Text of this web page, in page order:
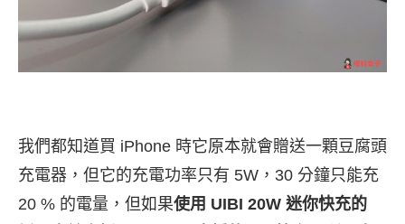
我們都知道買 iPhone 時它原本就會贈送一顆豆腐頭
充電器，但它的充電功率只有 5W，30 分鐘只能充
20 % 的電量，但如果使用 UIBI 20W 迷你快充的